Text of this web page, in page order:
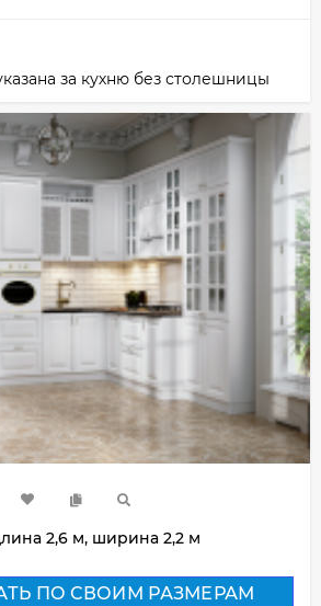
за кухню без столешницы
2,6 м, ширина 2,2 м
ПО СВОИМ РАЗМЕРАМ